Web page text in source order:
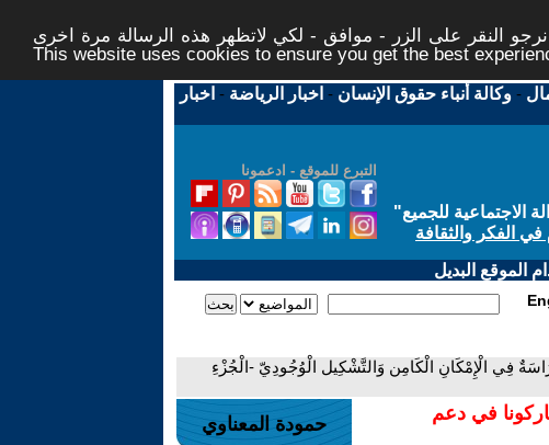
النقر على الزر - موافق - لكي لاتظهر هذه الرسالة مرة اخرى -
This website uses cookies to ensure you get the best
-وكالة أنباء حقوق الإنسان - اخبار الرياضة - اخبار
التبرع للموقع - ادعمونا
للجميع"
الفكر والثقافة
الموقع البديل
فِي الْإِمْكَانِ الْكَامِن وَالتَّشْكِيل الْوُجُودِيّ -الْجُزْءِ
في دعم
حمودة المعناوي